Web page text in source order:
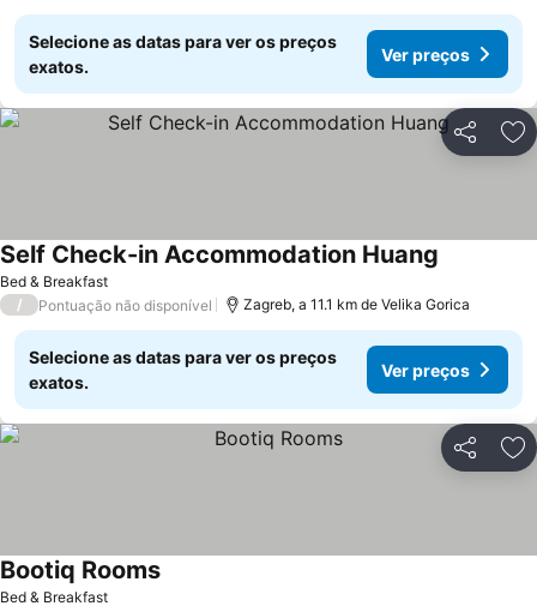
Selecione as datas para ver os preços
exatos.
Ver preços
Partilhar
Bed & Breakfast
Self Check-in Accommodation Huang
/ Pontuação não disponível Zagreb, a 11.1 km de Velika Gorica
Selecione as datas para ver os preços
exatos.
Ver preços
Partilhar
Bed & Breakfast
Bootiq RoomsVer preços